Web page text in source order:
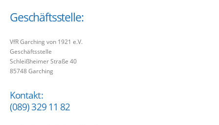
Geschäftsstelle:
VfR Garching von 1921 e.V.
Geschäftsstelle
Schleißheimer Straße 40
85748 Garching
Kontakt:
(089) 329 11 82